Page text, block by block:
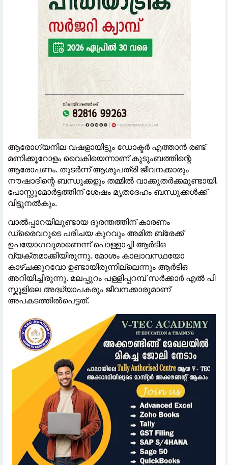
ആരോഗ്യനില വഷളായിട്ടും ഡോക്ടർ എത്താൻ രണ്ട്
മണിക്കൂറോളം വൈകിയെന്നാണ് കുടുംബത്തിന്റെ
ആരോപണം. തുടർന്ന് ആശുപത്രി ജീവനക്കാരും
നൗഷാദിന്റെ ബന്ധുക്കളും തമ്മില്‍ വാക്കുതർക്കമുണ്ടായി.
പോസ്റ്റുമോർട്ടത്തിന് ശേഷം മൃതദേഹം ബന്ധുക്കള്‍ക്ക്
വിട്ടുനല്‍കും.
വാല്‍പ്പാറയിലുണ്ടായ ദുരന്തത്തിന് കാരണം
ഡ്രൈവറുടെ പരിചയ കുറവും അമിത ബ്രേക്ക്
ഉപയോഗവുമാണെന്ന് പൊള്ളാച്ചി ആർടിഒ
വ്യക്തമാക്കിയിരുന്നു. മോശം കാലാവസ്ഥയോ
കാഴ്ചക്കുറവോ ഉണ്ടായിരുന്നില്ലെന്നും ആർടിഒ
അറിയിച്ചിരുന്നു. മലപ്പുറം പള്ളിപ്പറമ്പ് സർക്കാർ എല്‍ പി
സ്കൂളിലെ അദ്ധ്യാപകരും ജീവനക്കാരുമാണ്
അപകടത്തില്‍പെട്ടത്.